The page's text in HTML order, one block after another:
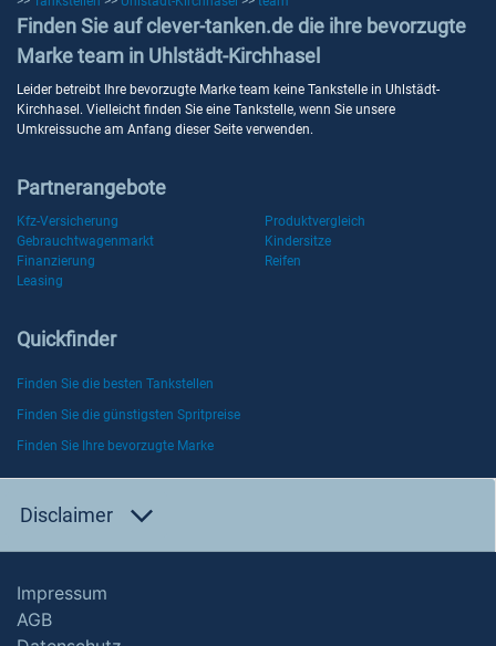
Finden Sie auf clever-tanken.de die ihre bevorzugte
Marke team in Uhlstädt-Kirchhasel
Leider betreibt Ihre bevorzugte Marke team keine Tankstelle in Uhlstädt-
Kirchhasel. Vielleicht finden Sie eine Tankstelle, wenn Sie unsere
Umkreissuche am Anfang dieser Seite verwenden.
Partnerangebote
Kfz-Versicherung
Produktvergleich
Gebrauchtwagenmarkt
Kindersitze
Finanzierung
Reifen
Leasing
Quickfinder
Finden Sie die besten Tankstellen
Finden Sie die günstigsten Spritpreise
Finden Sie Ihre bevorzugte Marke
Disclaimer
Impressum
AGB